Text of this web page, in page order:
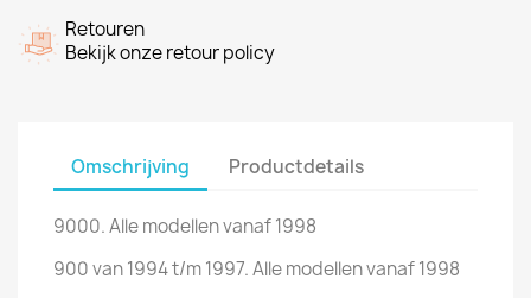
Retouren
Bekijk onze retour policy
Omschrijving Productdetails
9000. Alle modellen vanaf 1998
900 van 1994 t/m 1997. Alle modellen vanaf 1998